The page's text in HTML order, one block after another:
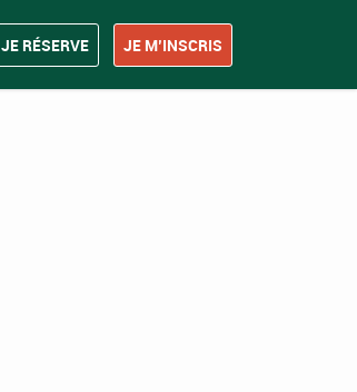
JE RÉSERVE JE M’INSCRIS